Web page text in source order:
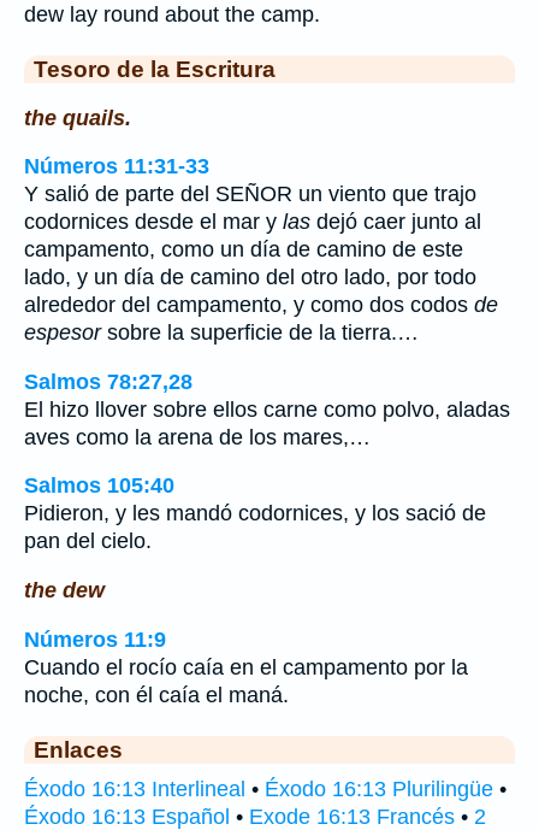
dew lay round about the camp.
Tesoro de la Escritura
the quails.
Números 11:31-33
Y salió de parte del SEÑOR un viento que trajo
codornices desde el mar y las dejó caer junto al
campamento, como un día de camino de este
lado, y un día de camino del otro lado, por todo
alrededor del campamento, y como dos codos de
espesorsobre la superficie de la tierra.…
Salmos 78:27,28
El hizo llover sobre ellos carne como polvo, aladas
aves como la arena de los mares,…
Salmos 105:40
Pidieron, y les mandó codornices, y los sació de
pan del cielo.
the dew
Números 11:9
Cuando el rocío caía en el campamento por la
noche, con él caía el maná.
Enlaces
Éxodo 16:13 Interlineal • Éxodo 16:13 Plurilingüe •
Éxodo 16:13 Español • Exode 16:13 Francés • 2